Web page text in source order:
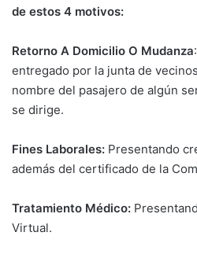
de estos 4 motivos:
Retorno A Domicilio O Mudanza
entregado por la junta de
nombre del pasajero de algún
se dirige.
Fines Laborales: Presentando
además del certificado de la
Tratamiento Médico:
Virtual.